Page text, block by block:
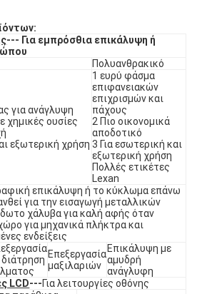
--- Για εμπρόσθια επικάλυψη ή
Πολυανθρακικό
για ανάγλυψη
χημικές ουσίες
εξωτερική χρήση
1 ευρύ φάσμα
επιφανειακών
επιχρισμών και
πάχους
2 Πιο οικονομικά
αποδοτικό
3 Για εσωτερική και
εξωτερική χρήση
Πολλές ετικέτες
Lexan
επικάλυψη ή το κύκλωμα επάνω
για την εισαγωγή μεταλλικών
χάλυβα για καλή αφής όταν
για μηχανικά πλήκτρα και
ενδείξεις
διάτρηση Επεξεργασία
μαξιλαριών
Επικάλυψη με
αμυδρή
ανάγλυφη
LCD---Για λειτουργίες οθόνης